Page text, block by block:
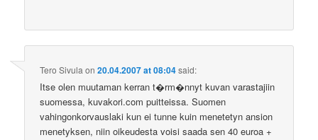
Tero Sivula on20.04.2007 at 08:04said:
Itse olen muutaman kerran t�rm�nnyt kuvan varastajiin
suomessa, kuvakori.com puitteissa. Suomen
vahingonkorvauslaki kun ei tunne kuin menetetyn ansion
menetyksen, niin oikeudesta voisi saada sen 40 euroa +